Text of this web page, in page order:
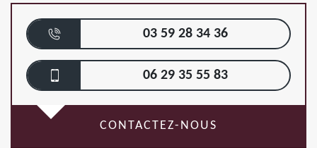
03 59 28 34 36
06 29 35 55 83
CONTACTEZ-NOUS